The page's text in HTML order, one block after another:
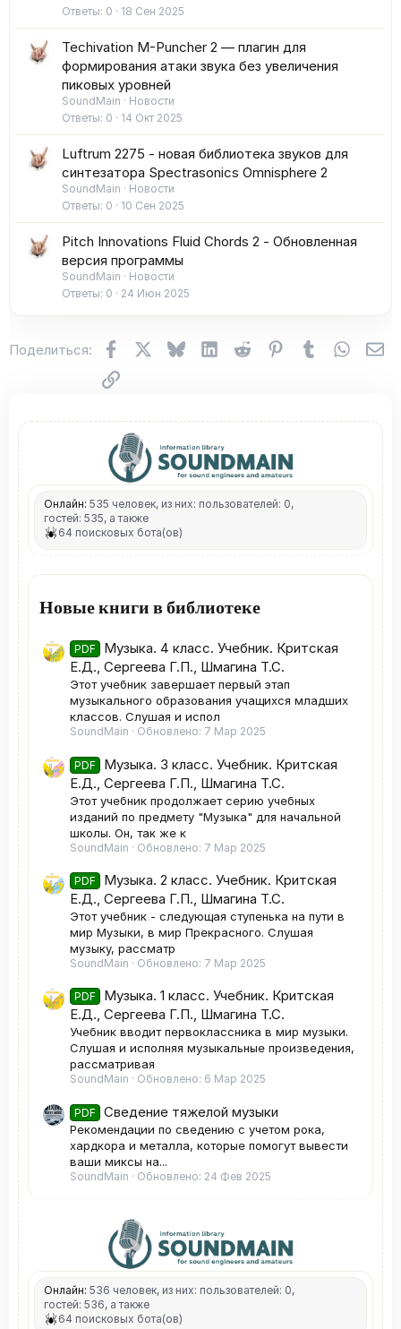
Ответы 0 18 Сен 2025
Techivation M-Puncher 2 — плагин для
формирования атаки звука без увеличения
пиковых уровней
SoundMain
Новости
Ответы 0 14 Окт 2025
Luftrum 2275 - новая библиотека звуков для
синтезатора Spectrasonics Omnisphere 2
SoundMain
Новости
Ответы 0 10 Сен 2025
Pitch Innovations Fluid Chords 2 - Обновленная
версия программы
SoundMain
Новости
Ответы 0 24 Июн 2025
Поделиться: FacebookX (Twitter)
BlueskyLinkedInReddit Pinterest
Tumblr
Ссылка
Онлайн: 535 человек, из них: пользователей: 0,
гостей: 535, а также
64 поисковых бота(ов)
Новые книги в библиотеке
PDF
Музыка. 4 класс. Учебник. Критская
Е.Д., Сергеева Г.П., Шмагина Т.С.
Этот учебник завершает первый этап
музыкального образования учащихся младших
классов. Слушая и испол
SoundMain Обновлено: 7 Мар 2025
PDF
Музыка. 3 класс. Учебник. Критская
Е.Д., Сергеева Г.П., Шмагина Т.С.
Этот учебник продолжает серию учебных
изданий по предмету "Музыка" для начальной
школы. Он, так же к
SoundMain Обновлено: 7 Мар 2025
PDF
Музыка. 2 класс. Учебник. Критская
Е.Д., Сергеева Г.П., Шмагина Т.С.
Этот учебник - следующая ступенька на пути в
мир Музыки, в мир Прекрасного. Слушая
музыку, рассматр
SoundMain Обновлено: 7 Мар 2025
PDF
Музыка. 1 класс. Учебник. Критская
Е.Д., Сергеева Г.П., Шмагина Т.С.
Учебник вводит первоклассника в мир музыки.
Слушая и исполняя музыкальные произведения,
рассматривая
SoundMain Обновлено: 6 Мар 2025
PDF Сведение тяжелой музыки
Рекомендации по сведению с учетом рока,
хардкора и металла, которые помогут вывести
ваши миксы на...
SoundMain Обновлено: 24 Фев 2025
Онлайн: 536 человек, из них: пользователей: 0,
гостей: 536, а также
64 поисковых бота(ов)